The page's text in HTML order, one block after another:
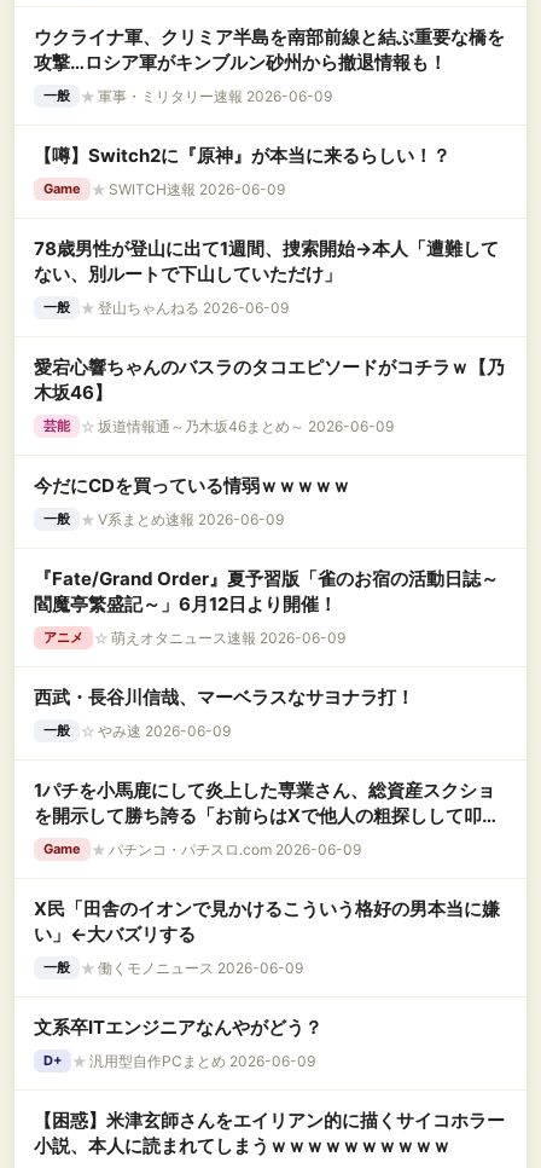
ウクライナ軍、クリミア半島を南部前線と結ぶ重要な橋を
攻撃…ロシア軍がキンブルン砂州から撤退情報も！
一般 ★ 軍事・ミリタリー速報 2026-06-09
【噂】Switch2に『原神』が本当に来るらしい！？
Game ★ SWITCH速報 2026-06-09
78歳男性が登山に出て1週間、捜索開始→本人「遭難して
ない、別ルートで下山していただけ」
一般 ★ 登山ちゃんねる 2026-06-09
愛宕心響ちゃんのバスラのタコエピソードがコチラｗ【乃
木坂46】
芸能 ☆ 坂道情報通～乃木坂46まとめ～ 2026-06-09
今だにCDを買っている情弱ｗｗｗｗｗ
一般 ★ V系まとめ速報 2026-06-09
『Fate/Grand Order』夏予習版「雀のお宿の活動日誌～
閻魔亭繁盛記～」6月12日より開催！
アニメ ☆ 萌えオタニュース速報 2026-06-09
西武・長谷川信哉、マーベラスなサヨナラ打！
一般 ☆ やみ速 2026-06-09
1パチを小馬鹿にして炎上した専業さん、総資産スクショ
を開示して勝ち誇る「お前らはXで他人の粗探しして叩く
だけの脇役の人生」「月アベ50で遊びまくり、就職はい
つでも出来る」
Game ★ パチンコ・パチスロ.com 2026-06-09
X民「田舎のイオンで見かけるこういう格好の男本当に嫌
い」←大バズリする
一般 ★ 働くモノニュース 2026-06-09
文系卒ITエンジニアなんやがどう？
D+ ★ 汎用型自作PCまとめ 2026-06-09
【困惑】米津玄師さんをエイリアン的に描くサイコホラー
小説、本人に読まれてしまうｗｗｗｗｗｗｗｗｗｗ